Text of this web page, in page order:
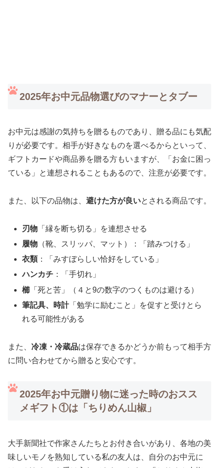
2025年お中元品物選びのマナーとタブー
お中元は感謝の気持ちを贈るものであり、贈る品にも気配
りが必要です。相手が好きなものを選べるからといって、
ギフトカードや商品券を贈る方もいますが、「お金に困っ
ている」と連想されることもあるので、注意が必要です。
また、以下の品物は、 避けた方が良いとされる商品です。
刃物 「縁を断ち切る」を連想させる
履物 （靴、スリッパ、マット）：「踏みつける」
衣類：「みすぼらしい恰好をしている」
ハンカチ ：「手切れ」
櫛 「死と苦」（４と9の数字のつくものは避ける）
筆記具、時計「勉学に励むこと」を促すと受けとら
れる可能性がある
また、 冷凍・冷蔵品は保存できるかどうか前もって相手方
に問い合わせてから贈ると安心です。
2025年お中元贈り物に迷った時のおスス
メギフト①は「ちりめん山椒」
大手新聞社で作家さんたちとお付き合いがあり、各地の美
味しいモノを熟知している私の友人は、自分のお中元に